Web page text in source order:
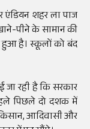
एंडियन शहर ला पाज
पीने के सामान की
हुआ है। स्कूलों को बंद
रही है कि सरकार
पिछले दो दशक में
आदिवासी और